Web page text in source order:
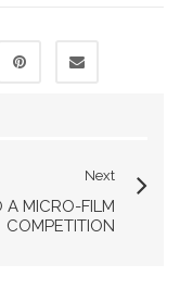
Next
A MICRO-FILM
COMPETITION